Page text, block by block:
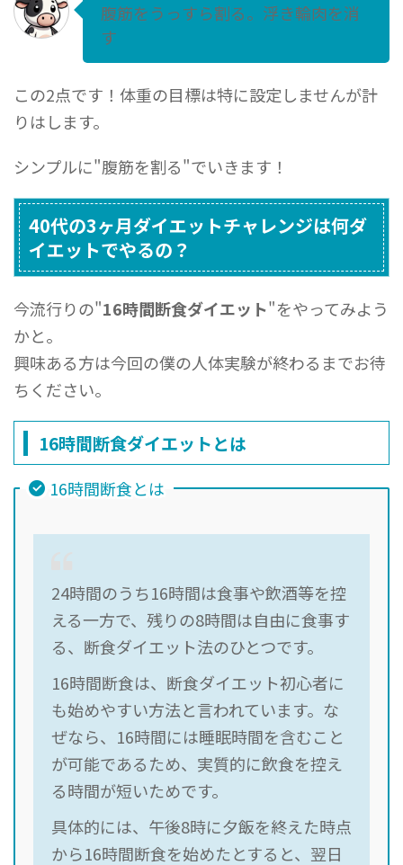
腹筋をうっすら割る。浮き輪肉を消
す
この2点です！体重の目標は特に設定しませんが計
りはします。
シンプルに"腹筋を割る"でいきます！
40代の3ヶ月ダイエットチャレンジは何ダ
イエットでやるの？
今流行りの"16時間断食ダイエット"をやってみよう
かと。
興味ある方は今回の僕の人体実験が終わるまでお待
ちください。
16時間断食ダイエットとは
16時間断食とは
24時間のうち16時間は食事や飲酒等を控
える一方で、残りの8時間は自由に食事す
る、断食ダイエット法のひとつです。
16時間断食は、断食ダイエット初心者に
も始めやすい方法と言われています。な
ぜなら、16時間には睡眠時間を含むこと
が可能であるため、実質的に飲食を控え
る時間が短いためです。
具体的には、午後8時に夕飯を終えた時点
から16時間断食を始めたとすると、翌日